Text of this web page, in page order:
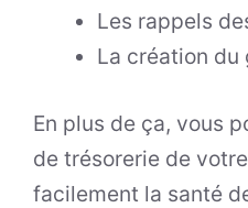
Les rappels
La création du
En plus de ça, vous
de trésorerie de
facilement la santé